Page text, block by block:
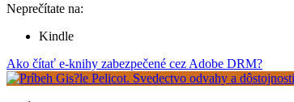
Neprečítate na:
Kindle
Ako čítať e-knihy zabezpečené cez Adobe DRM?